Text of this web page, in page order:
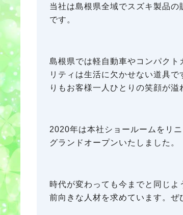
当社は島根県全域でスズキ製品
です。
島根県では軽自動車やコンパク
リティは生活に欠かせない道具
りもお客様一人ひとりの笑顔が溢
2020年は本社ショールームをリ
グランドオープンいたしました。
時代が変わっても今までと同じ
前向きな人材を求めています。ぜ